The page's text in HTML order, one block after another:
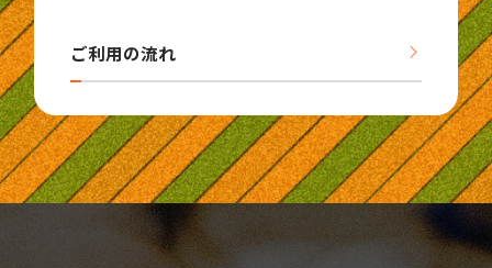
ご利用の流れ